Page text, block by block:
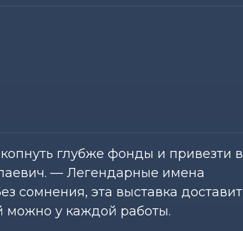
глубже фонды и привезти в
— Легендарные имена
сомнения, эта выставка доставит
можно у каждой работы.